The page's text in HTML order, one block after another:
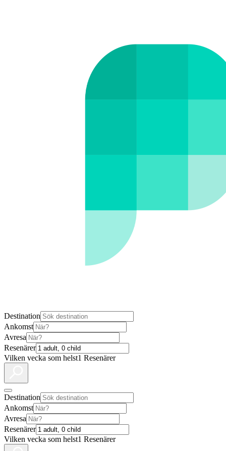
Destination
Ankomst
Avresa
Resenärer
Vilken vecka som helst1 Resenärer
Destination
Ankomst
Avresa
Resenärer
Vilken vecka som helst1 Resenärer